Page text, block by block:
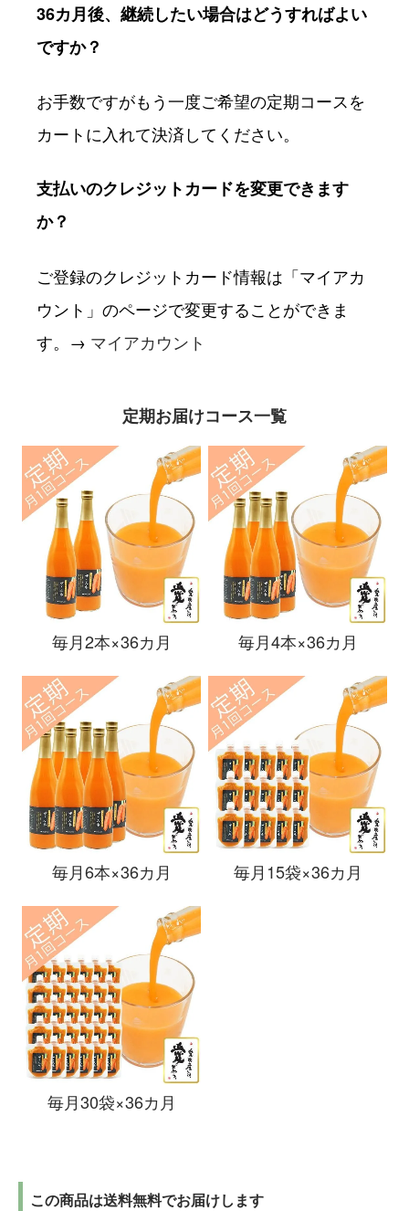
36カ月後、継続したい場合はどうすればよい
ですか？
お手数ですがもう一度ご希望の定期コースを
カートに入れて決済してください。
支払いのクレジットカードを変更できます
か？
ご登録のクレジットカード情報は「マイアカ
ウント」のページで変更することができま
す。→ マイアカウント
定期お届けコース一覧
毎月2本×36カ月 毎月4本×36カ月
毎月6本×36カ月 毎月15袋×36カ月
毎月30袋×36カ月
この商品は送料無料でお届けします